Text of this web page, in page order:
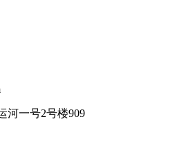
河一号2号楼909